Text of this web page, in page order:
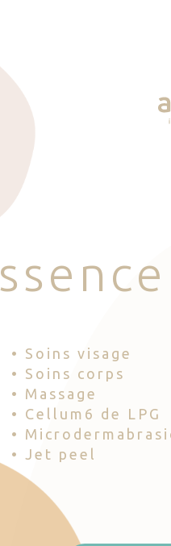
sse nce
• Soins visage
• Soins corps
• Massage
• Cellum6 de LPG
•
• Jet peel